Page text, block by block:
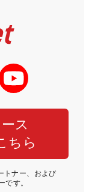
ス
ちら
トナー、および
です。